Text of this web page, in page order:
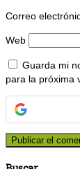
Correo
Web
Guarda mi
para la próxima